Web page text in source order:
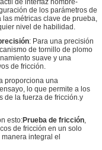
de interfaz hombre-
de los parámetros de
métricas clave de prueba,
nivel de habilidad.
: Para una precisión
de tornillo de plomo
suave y una
de fricción.
proporciona una
lo que permite a los
de la fuerza de fricción.y
esto:Prueba de fricción,
de fricción en un solo
integral el